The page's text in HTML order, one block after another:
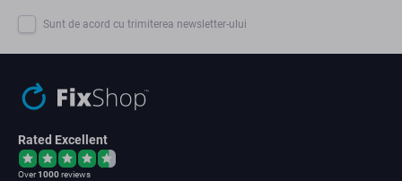
Sunt de acord cu trimiterea newsletter-ului
Rated Excellent
Over1000reviews